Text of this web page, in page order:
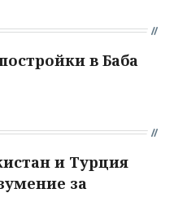
в Баба
и Турция
за